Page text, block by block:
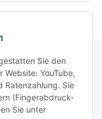
Sie den
Website: YouTube,
Ratenzahlung. Sie
(Fingerabdruck-
Sie unter